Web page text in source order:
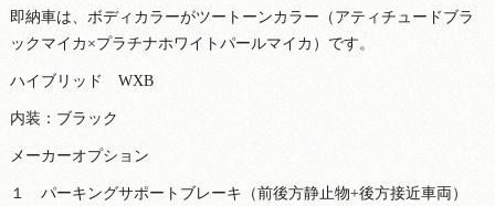
即納車は、ボディカラーがツートーンカラー（アティチュードブラ
ックマイカ×プラチナホワイトパールマイカ）です。
ハイブリッド WXB
内装：ブラック
メーカーオプション
１ パーキングサポートブレーキ（前後方静止物+後方接近車両）